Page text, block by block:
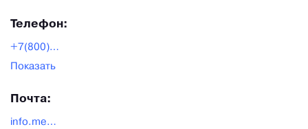
Телефон:
+7(800)775-17-69
Показать
Почта:
info.medel@mail.ru